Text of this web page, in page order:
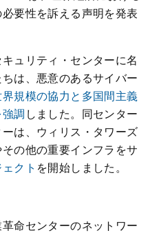
要性を訴える声明を発表
ュリティ・センターに名
は、悪意のあるサイバー
界規模の協力と多国間主義
調 しました。同センター
は、ウィリス・タワーズ
の他の重要インフラをサ
クト を開始しました。
命センターのネットワー